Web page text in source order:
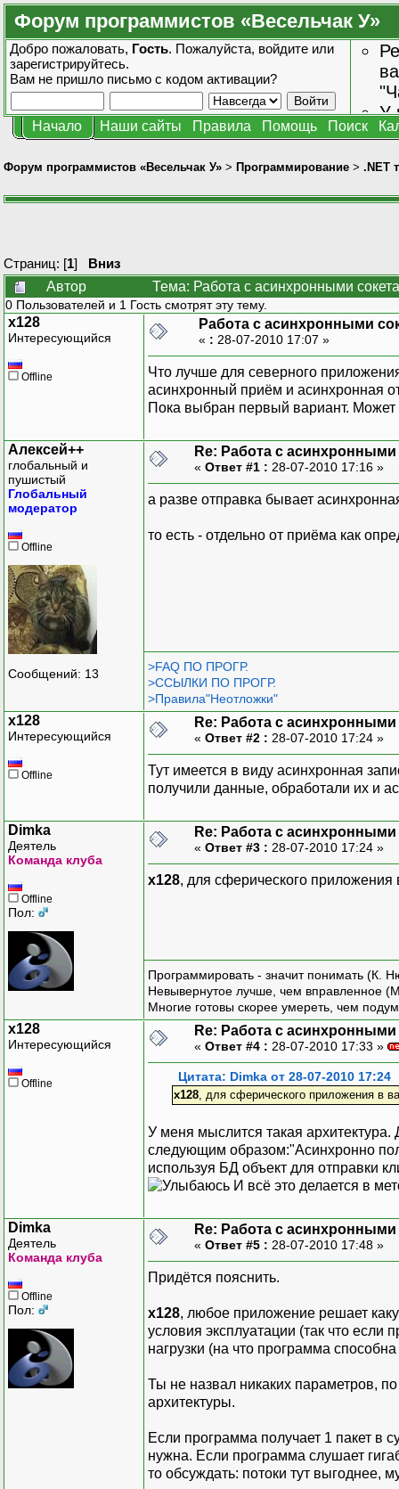
Форум программистов «Весельчак У»
Добро пожаловать, Гость. Пожалуйста, войдите или
зарегистрируйтесь.
Вам не пришло письмо с кодом активации?
У
Начало Наши сайты Правила Помощь Поиск
Форум программистов «Весельчак У» > Программирование > .NET
Страниц: [1] Вниз
Автор
Тема: Работа с асинхронными
0 Пользователей и 1 Гость смотрят эту тему.
x128
Интересующийся
Offline
Работа с асинхронными
« : 28-07-2010 17:07 »
Что лучше для северного
асинхронный приём и асинхронная
Пока выбран первый вариант.
Алексей++
глобальный и
пушистый
Глобальный
модератор
Offline
Сообщений: 13
Re: Работа с асинхронными
« Ответ #1 : 28-07-2010 17:16 »
а разве отправка бывает
то есть - отдельно от приёма как
>FAQ ПО ПРОГР.
>ССЫЛКИ ПО ПРОГР.
>Правила"Неотложки"
x128
Интересующийся
Offline
Re: Работа с асинхронными
« Ответ #2 : 28-07-2010 17:24 »
Тут имеется в виду асинхронная
получили данные, обработали их и
Dimka
Деятель
Команда клуба
Offline
Пол:
Re: Работа с асинхронными
« Ответ #3 : 28-07-2010 17:24 »
x128, для сферического
Программировать - значит понимать (К.
Невывернутое лучше, чем вправленное
Многие готовы скорее умереть, чем
x128
Интересующийся
Offline
Re: Работа с асинхронными
« Ответ #4 : 28-07-2010 17:33 »
Цитата: Dimka от 28-07-2010 17:24
x128, для сферического приложения в
У меня мыслится такая архитектура.
следующим образом:"Асинхронно
используя БД объект для отправки
И всё это делается в
Dimka
Деятель
Команда клуба
Offline
Пол:
Re: Работа с асинхронными
« Ответ #5 : 28-07-2010 17:48 »
Придётся пояснить.
x128, любое приложение решает
условия эксплуатации (так что
нагрузки (на что программа
Ты не назвал никаких параметров,
архитектуры.
Если программа получает 1 пакет в
нужна. Если программа слушает
то обсуждать: потоки тут выгоднее,